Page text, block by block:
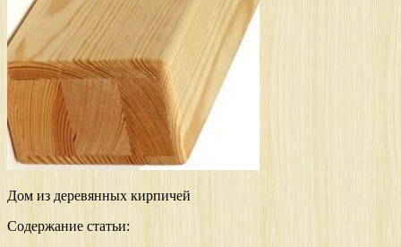
Дом из деревянных кирпичей
Содержание статьи: